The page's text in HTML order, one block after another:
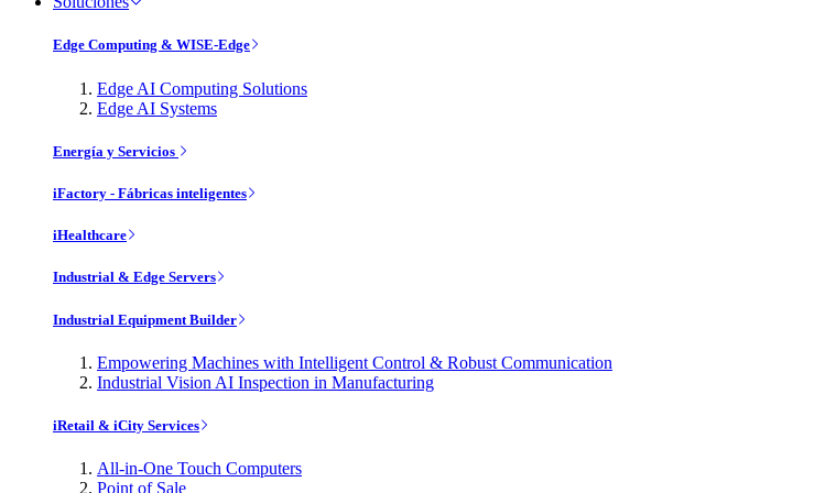
Edge Computing & WISE-Edge
Edge AI Computing Solutions
Edge AI Systems
Energía y Servicios
iFactory - Fábricas inteligentes
iHealthcare
Industrial & Edge Servers
Industrial Equipment Builder
Empowering Machines with Intelligent Control & Robust Communication
Industrial Vision AI Inspection in Manufacturing
iRetail & iCity Services
All-in-One Touch Computers
Point of Sale